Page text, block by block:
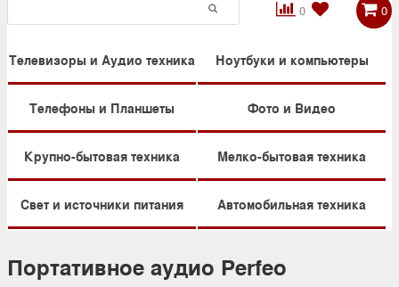
0

 0
Телевизоры и Аудио техника Ноутбуки и компьютеры
Телефоны и Планшеты Фото и Видео
Крупно-бытовая техника Мелко-бытовая техника
Свет и источники питания Автомобильная техника
Портативное аудио Perfeo